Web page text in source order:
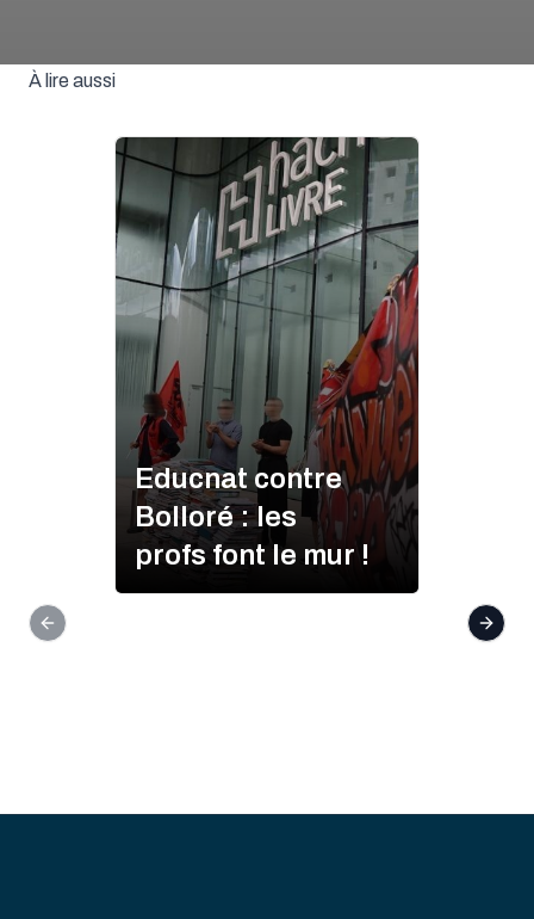
À lire aussi
Educnat contre
Bolloré : les
profs font le mur !
Previous slide Next